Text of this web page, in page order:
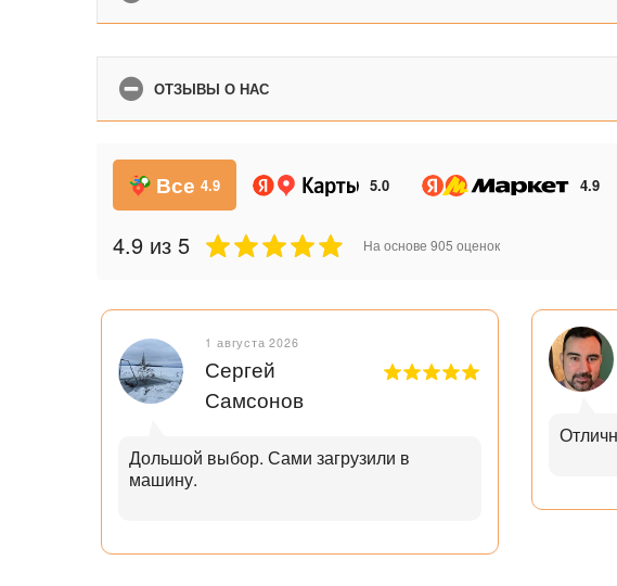
ОТЗЫВЫ О НАС
Все 4.9 5.0 4.9
4.9из 5 На основе 905 оценок
1 августа 2026
Сергей
Самсонов
Дольшой выбор. Сами загрузили в
машину.